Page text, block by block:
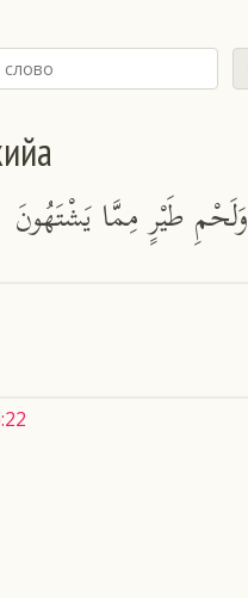
وَلَحْمِ طَيْرٍ مِمَّا يَشْتَهُونَ